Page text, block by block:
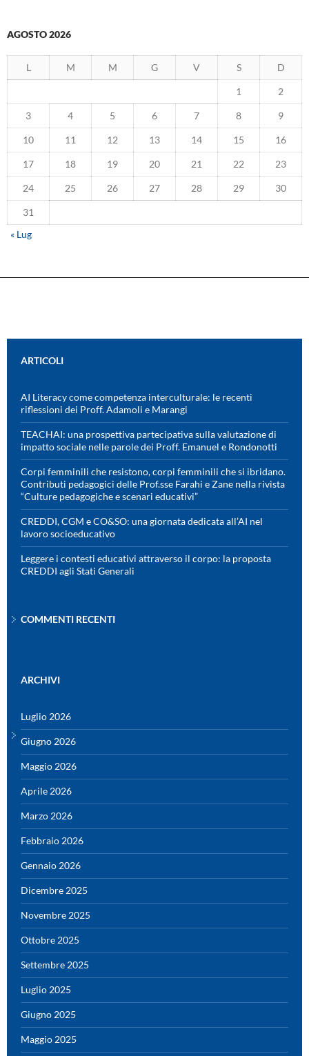
AGOSTO 2026
L M M G V S D
1 2
3 4 5 6 7 8 9
10 11 12 13 14 15 16
17 18 19 20 21 22 23
24 25 26 27 28 29 30
31
« Lug
ARTICOLI
AI Literacy come competenza interculturale: le recenti
riflessioni dei Proff. Adamoli e Marangi
TEACHAI: una prospettiva partecipativa sulla valutazione di
impatto sociale nelle parole dei Proff. Emanuel e Rondonotti
Corpi femminili che resistono, corpi femminili che si ibridano.
Contributi pedagogici delle Prof.sse Farahi e Zane nella rivista
“Culture pedagogiche e scenari educativi”
CREDDI, CGM e CO&SO: una giornata dedicata all’AI nel
lavoro socioeducativo
Leggere i contesti educativi attraverso il corpo: la proposta
CREDDI agli Stati Generali
COMMENTI RECENTI
ARCHIVI
Luglio 2026
Giugno 2026
Maggio 2026
Aprile 2026
Marzo 2026
Febbraio 2026
Gennaio 2026
Dicembre 2025
Novembre 2025
Ottobre 2025
Settembre 2025
Luglio 2025
Giugno 2025
Maggio 2025